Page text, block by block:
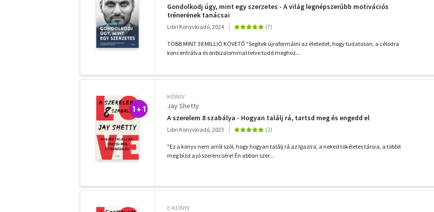
Gondolkodj úgy, mint egy szerzetes - A világ legnépszerűbb motivációs
trénerének tanácsai
Libri Könyvkiadó, 2024
TÖBB MINT 38 MILLIÓ KÖVETŐ "Segítek újraformálni az életedet, hogy tudatosan, a célodra
koncentrálva és önbizalommal telve tudd meghoz...
1 + 1
KÖNYV
Jay Shetty
A szerelem 8 szabálya - Hogyan találj rá, tartsd meg és engedd el
Libri Könyvkiadó, 2023
"Ez a könyv nem arról szól, hogy hogyan találj rá az Igazira, a neked tökéletes társra, a többit
meg bízd a jó szerencsére! Én abban szer...
E-KÖNYV